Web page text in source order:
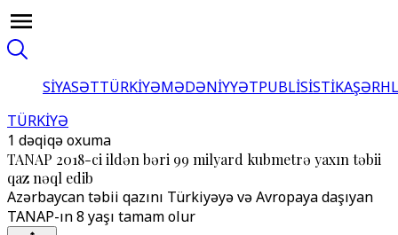
SİYASƏTTÜRKİYƏMƏDƏNİYYƏTPUBLİSİSTİKA
TÜRKİYƏ
1 dəqiqə oxuma
TANAP 2018-ci ildən bəri 99 milyard kubmetrə yaxın təbii
qaz nəql edib
Azərbaycan təbii qazını Türkiyəyə və Avropaya daşıyan
TANAP-ın 8 yaşı tamam olur